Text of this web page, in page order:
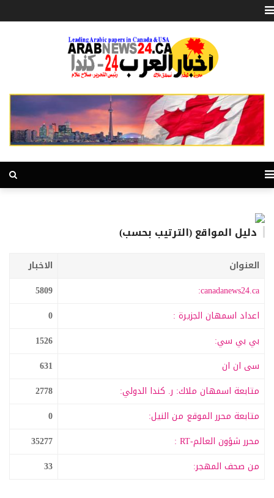
دليل المواقع (الترتيب بحسب)
العنوان
الاخبار
canadanews24.ca:
5809
اعداد اسمهان الجزيرة :
0
بي بي سي:
1526
سى ان ان
631
متابعة اسمهان ملاك: ر. كندا الدولي:
2778
متابعة محرر الموقع من النيل:
0
محرر شؤون العالم-RT :
35277
من صحف المهجر:
33